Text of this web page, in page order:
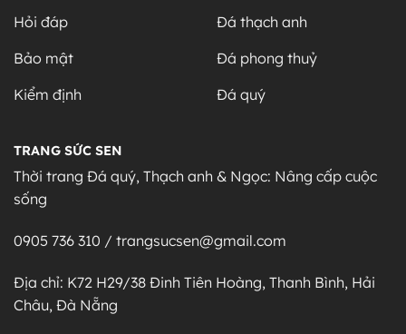
Hỏi đáp
Bảo mật
Kiểm định
Đá thạch anh
Đá phong thuỷ
Đá quý
TRANG SỨC SEN
Thời trang Đá quý, Thạch anh & Ngọc: Nâng cấp cuộc
sống
0905 736 310 / trangsucsen@gmail.com
Địa chỉ: K72 H29/38 Đinh Tiên Hoàng, Thanh Bình, Hải
Châu, Đà Nẵng